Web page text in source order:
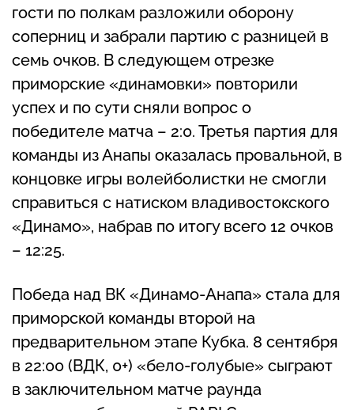
гости по полкам разложили оборону
соперниц и забрали партию с разницей в
семь очков. В следующем отрезке
приморские «динамовки» повторили
успех и по сути сняли вопрос о
победителе матча – 2:0. Третья партия для
команды из Анапы оказалась провальной, в
концовке игры волейболистки не смогли
справиться с натиском владивостокского
«Динамо», набрав по итогу всего 12 очков
– 12:25.
Победа над ВК «Динамо-Анапа» стала для
приморской команды второй на
предварительном этапе Кубка. 8 сентября
в 22:00 (ВДК, 0+) «бело-голубые» сыграют
в заключительном матче раунда